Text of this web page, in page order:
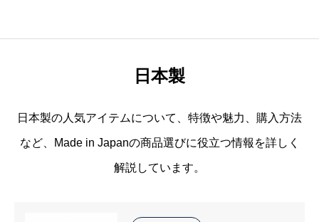
日本製
日本製の人気アイテムについて、特徴や魅力、購入方法
など、Made in Japanの商品選びに役立つ情報を詳しく
解説しています。